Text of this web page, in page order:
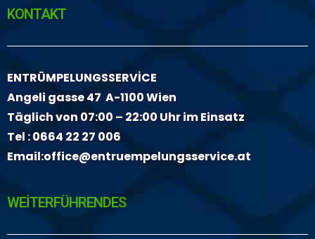
KONTAKT
ENTRÜMPELUNGSSERVİCE
Angeli gasse 47 A-1100 Wien
Täglich von 07:00 – 22:00 Uhr im Einsatz
Tel :0664 22 27 006
Email:office@entruempelungsservice.at
WEİTERFÜHRENDES